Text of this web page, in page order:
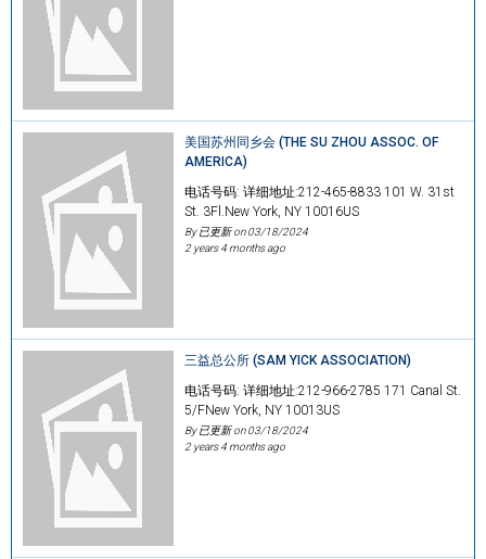
美国苏州同乡会 (THE SU ZHOU ASSOC. OF
AMERICA)
电话号码: 详细地址:212-465-8833 101 W. 31st
St. 3Fl.New York, NY 10016US
By 已更新 on03/18/2024
2 years 4 months ago
三益总公所 (SAM YICK ASSOCIATION)
电话号码: 详细地址:212-966-2785 171 Canal St.
5/FNew York, NY 10013US
By 已更新 on03/18/2024
2 years 4 months ago